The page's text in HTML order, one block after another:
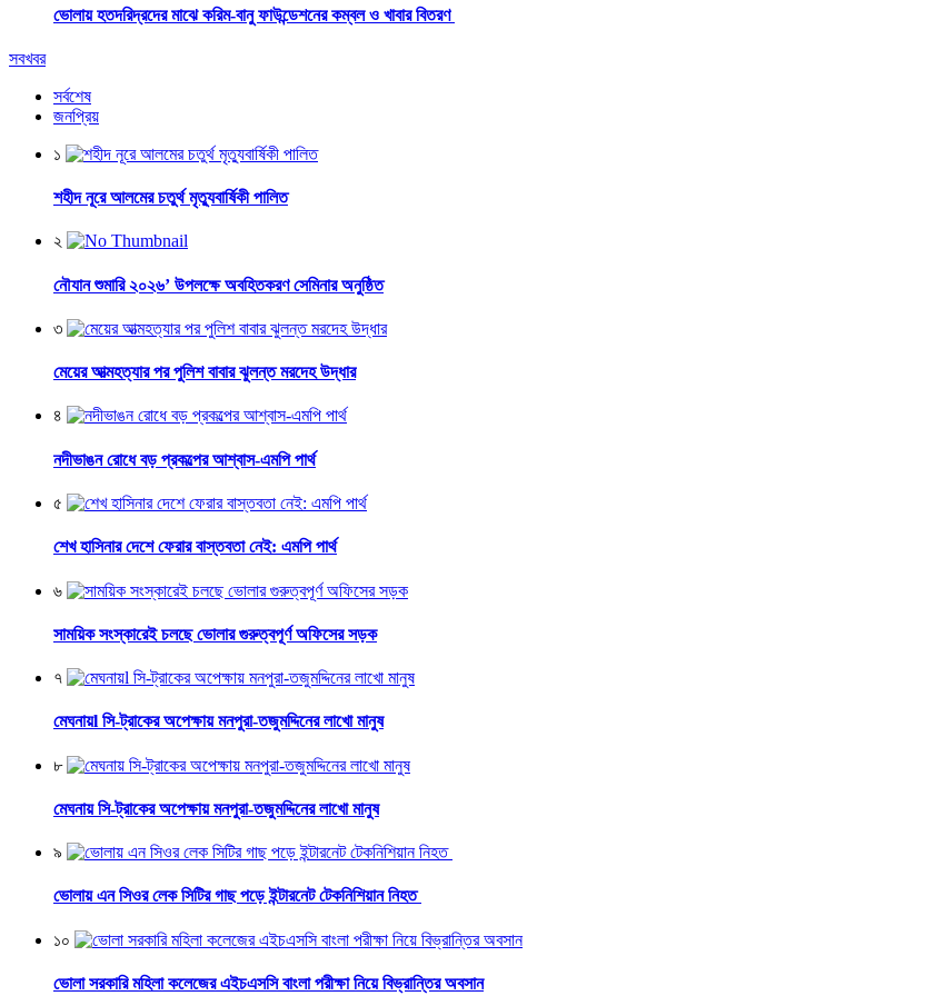
ভোলায় হতদরিদ্রদের মাঝে করিম-বানু ফাউন্ডেশনের কম্বল ও খাবার বিতরণ
সবখবর
সর্বশেষ
জনপ্রিয়
১
শহীদ নূরে আলমের চতুর্থ মৃত্যুবার্ষিকী পালিত
২
নৌযান শুমারি ২০২৬’ উপলক্ষে অবহিতকরণ সেমিনার অনুষ্ঠিত
৩
মেয়ের আত্মহত্যার পর পুলিশ বাবার ঝুলন্ত মরদেহ উদ্ধার
৪
নদীভাঙন রোধে বড় প্রকল্পের আশ্বাস-এমপি পার্থ
৫
শেখ হাসিনার দেশে ফেরার বাস্তবতা নেই: এমপি পার্থ
৬
সাময়িক সংস্কারেই চলছে ভোলার গুরুত্বপূর্ণ অফিসের সড়ক
৭
মেঘনায়l সি-ট্রাকের অপেক্ষায় মনপুরা-তজুমদ্দিনের লাখো মানুষ
৮
মেঘনায় সি-ট্রাকের অপেক্ষায় মনপুরা-তজুমদ্দিনের লাখো মানুষ
৯
ভোলায় এন সিওর লেক সিটির গাছ পড়ে ইন্টারনেট টেকনিশিয়ান নিহত
১০
ভোলা সরকারি মহিলা কলেজের এইচএসসি বাংলা পরীক্ষা নিয়ে বিভ্রান্তির অবসান